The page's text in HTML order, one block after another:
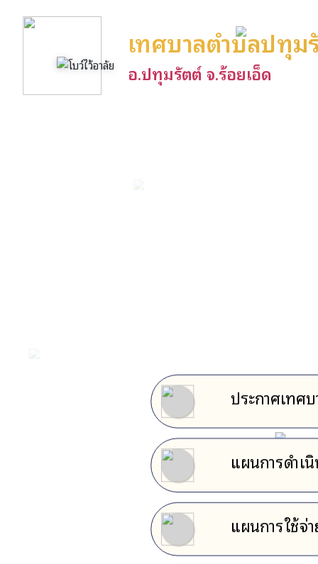
เทศบาลตำบลปทุม
อ.ปทุมรัตต์ จ.ร้อยเอ็ด
ประกาศเทศ
พ.ศ.
แผนการดำเ
แผนการใช้จ่